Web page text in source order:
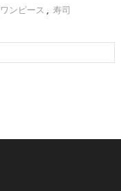
ワンピース , 寿司